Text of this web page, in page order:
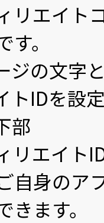
リエイト
。
ジの文字
トIDを設
部
リエイト
自身のア
ます。